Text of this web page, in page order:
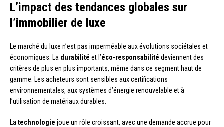
L’impact des tendances globales sur
l’immobilier de luxe
Le marché du luxe n’est pas imperméable aux évolutions sociétales et
économiques. La durabilité et l’éco-responsabilité deviennent des
critères de plus en plus importants, même dans ce segment haut de
gamme. Les acheteurs sont sensibles aux certifications
environnementales, aux systèmes d’énergie renouvelable et à
l’utilisation de matériaux durables.
La technologie joue un rôle croissant, avec une demande accrue pour